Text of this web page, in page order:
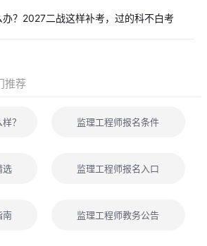
？2027二战这样补考，过的科不白考
推荐
？ 监理工程师报名条件
选 监理工程师报名入口
南 监理工程师教务公告